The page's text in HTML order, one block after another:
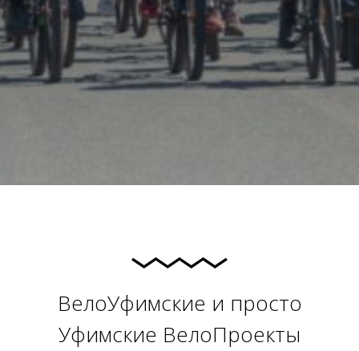
ВелоУфимские и просто
Уфимские ВелоПроекты